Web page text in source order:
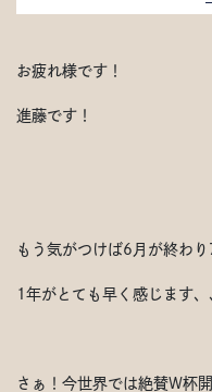
お疲れ様です！
進藤です！
もう気がつけば6月が終わ
1年がとても早く感じます、
さぁ！今世界では絶賛W杯